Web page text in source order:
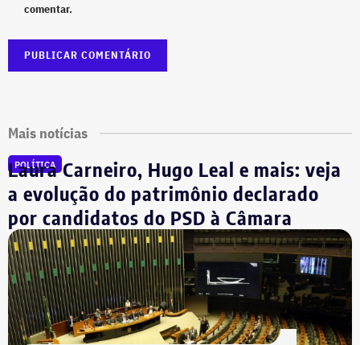
comentar.
Mais notícias
POLÍTICA
Laura Carneiro, Hugo Leal e mais: veja
a evolução do patrimônio declarado
por candidatos do PSD à Câmara